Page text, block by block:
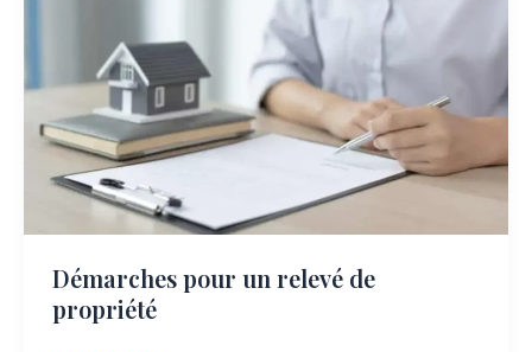
Démarches pour un relevé de
propriété